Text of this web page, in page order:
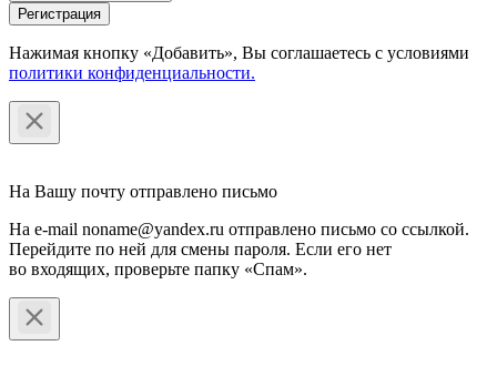
Регистрация
Нажимая кнопку «Добавить», Вы соглашаетесь c условиями
политики конфиденциальности.
На Вашу почту отправлено письмо
На e-mail noname@yandex.ru отправлено письмо со ссылкой.
Перейдите по ней для смены пароля. Если его нет
во входящих, проверьте папку «Спам».